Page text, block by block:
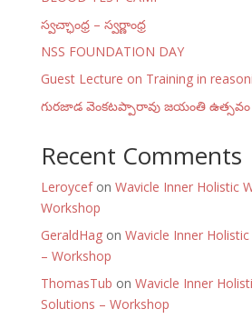
స్వచ్ఛాంధ్ర – స్వర్ణాంధ్ర
NSS FOUNDATION DAY
Guest Lecture on Training in
గురజాడ వెంకటప్పారావు జయంతి ఉత్సవం
Recent Comments
Leroycefon Wavicle Inner Holistic
Workshop
GeraldHagon Wavicle Inner
– Workshop
ThomasTub on Wavicle Inner
Solutions – Workshop